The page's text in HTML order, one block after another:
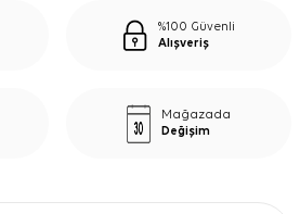
%100 Güvenli
Alışveriş
Mağazada
Değişim